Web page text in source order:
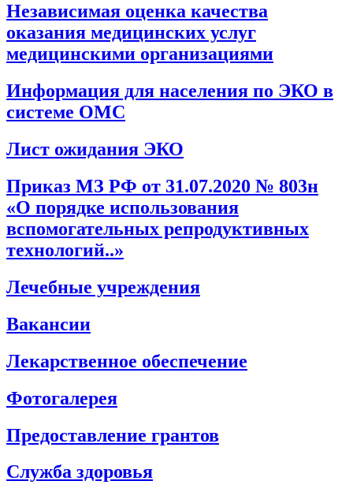
Независимая оценка качества
оказания медицинских услуг
медицинскими организациями
Информация для населения по ЭКО в
системе ОМС
Лист ожидания ЭКО
Приказ МЗ РФ от 31.07.2020 № 803н
«О порядке использования
вспомогательных репродуктивных
технологий..»
Лечебные учреждения
Вакансии
Лекарственное обеспечение
Фотогалерея
Предоставление грантов
Служба здоровья